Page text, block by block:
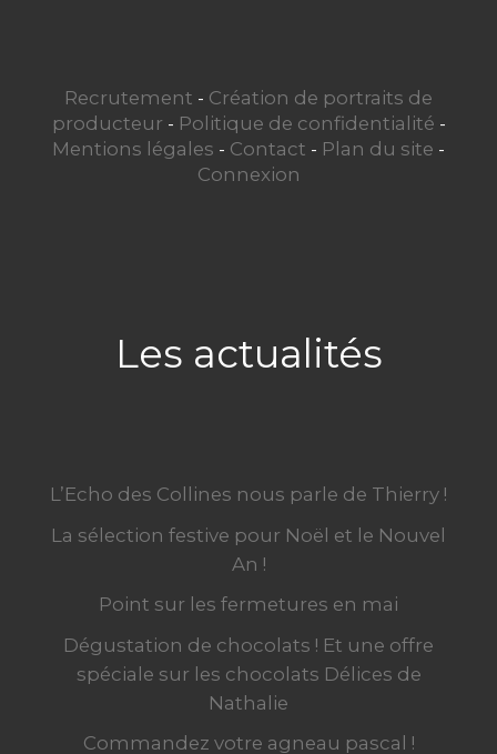
Recrutement - Création de portraits de
producteur - Politique de confidentialité -
Mentions légales - Contact - Plan du site -
Connexion
Les actualités
L’Echo des Collines nous parle de Thierry !
La sélection festive pour Noël et le Nouvel
An !
Point sur les fermetures en mai
Dégustation de chocolats ! Et une offre
spéciale sur les chocolats Délices de
Nathalie
Commandez votre agneau pascal !